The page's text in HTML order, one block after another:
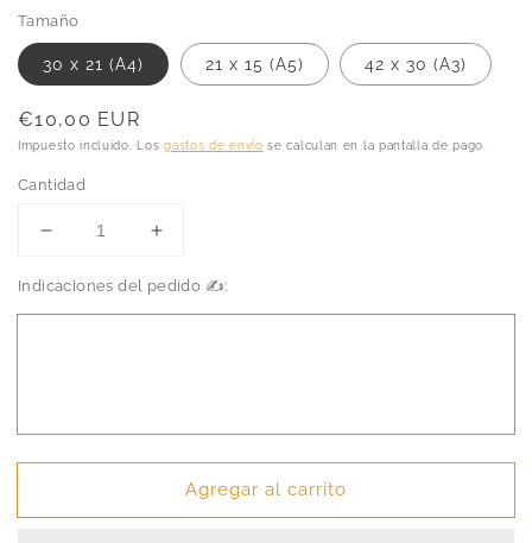
Tamaño
30 x 21 (A4) 21 x 15 (A5) 42 x 30 (A3)
Precio
habitual
€10,00 EUR
Impuesto incluido. Losgastos de envío se calculan en la pantalla de pago.
Cantidad
Reducir
para
El
-
Minas
Aumentar
para
El
-
Minas
Tirith
Indicaciones del pedido ✍️:
Agregar al carrito